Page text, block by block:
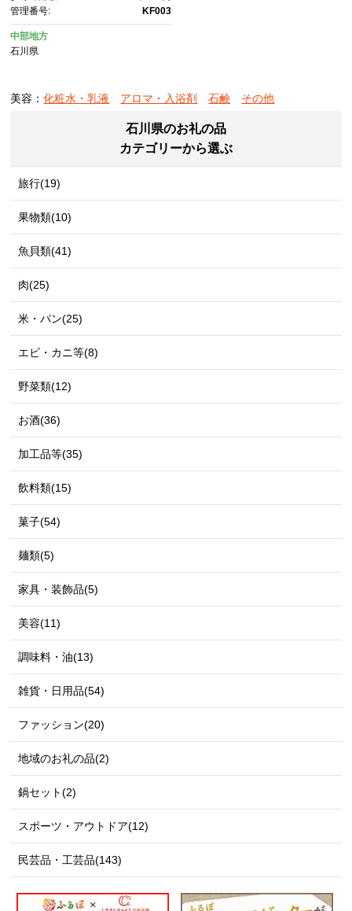
管理番号:
KF003
中部地方
石川県
美容：化粧水・乳液 アロマ・入浴剤 石鹸 その他
石川県のお礼の品
カテゴリーから選ぶ
旅行(19)
果物類(10)
魚貝類(41)
肉(25)
米・パン(25)
エビ・カニ等(8)
野菜類(12)
お酒(36)
加工品等(35)
飲料類(15)
菓子(54)
麺類(5)
家具・装飾品(5)
美容(11)
調味料・油(13)
雑貨・日用品(54)
ファッション(20)
地域のお礼の品(2)
鍋セット(2)
スポーツ・アウトドア(12)
民芸品・工芸品(143)